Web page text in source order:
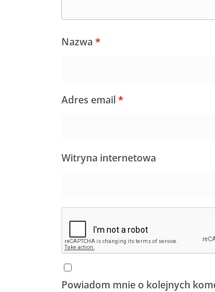
Nazwa *
Adres email*
Witryna internetowa
Powiadom mnie o kolejnych